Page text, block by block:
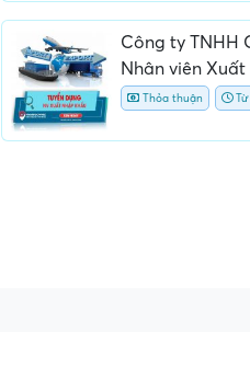
Công ty TNHH
Nhân viên
Thỏa thuận Từ
Địa điểm phỏng vấn bất bình